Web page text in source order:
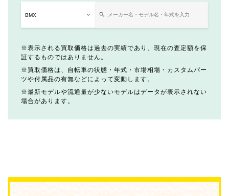
表示される買取価格は過去の実績であり、現在の査定額を保
証するものではありません。
買取価格は、自転車の状態・年式・市場相場・カスタムパー
ツや付属品の有無などによって変動します。
最新モデルや流通量が少ないモデルはデータが表示されない
場合があります。